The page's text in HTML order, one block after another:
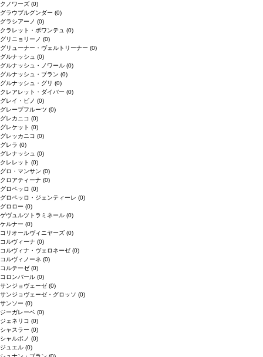
クノワーズ (0)
グラウブルグンダー (0)
グラシアーノ (0)
クラレット・ボワンテュ (0)
グリニョリーノ (0)
グリューナー・ヴェルトリーナー (0)
グルナッシュ (0)
グルナッシュ・ノワール (0)
グルナッシュ・ブラン (0)
グルナッシュ・グリ (0)
クレアレット・ダイバー (0)
グレイ・ピノ (0)
グレープフルーツ (0)
グレカニコ (0)
グレケット (0)
グレッカニコ (0)
グレラ (0)
グレナッシュ (0)
クレレット (0)
グロ・マンサン (0)
クロアティーナ (0)
グロペッロ (0)
グロペッロ・ジェンティーレ (0)
グロロー (0)
ゲヴュルツトラミネール (0)
ケルナー (0)
コリオールヴィニヤーズ (0)
コルヴィーナ (0)
コルヴィナ・ヴェロネーゼ (0)
コルヴィノーネ (0)
コルテーゼ (0)
コロンバール (0)
サンジョヴェーゼ (0)
サンジョヴェーゼ・グロッソ (0)
サンソー (0)
ジーガレーベ (0)
ジェネリコ (0)
シャスラー (0)
シャルボノ (0)
ジュエル (0)